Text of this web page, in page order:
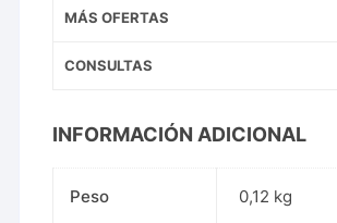
MÁS OFERTAS
CONSULTAS
INFORMACIÓN ADICIONAL
Peso 0,12 kg